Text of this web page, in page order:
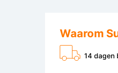
Waarom
14 dagen